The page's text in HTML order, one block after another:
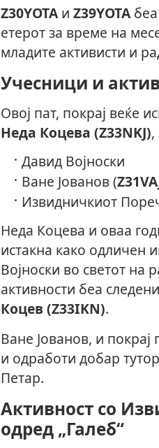
Z30YOTAи Z39YOTAбеа
етерот за време на
младите активисти и
Учесници и
Овој пат, покрај веќе
Неда Коцева (Z33NKJ),
Давид Војноски
Ване Јованов (
Извидничкиот
Неда Коцева и оваа
истакна како одличен
Војноски во светот на
активности беа
Коцев (Z33IKN).
Ване Јованов, и
и одработи добар
Петар.
Активност со
одред „Галеб“